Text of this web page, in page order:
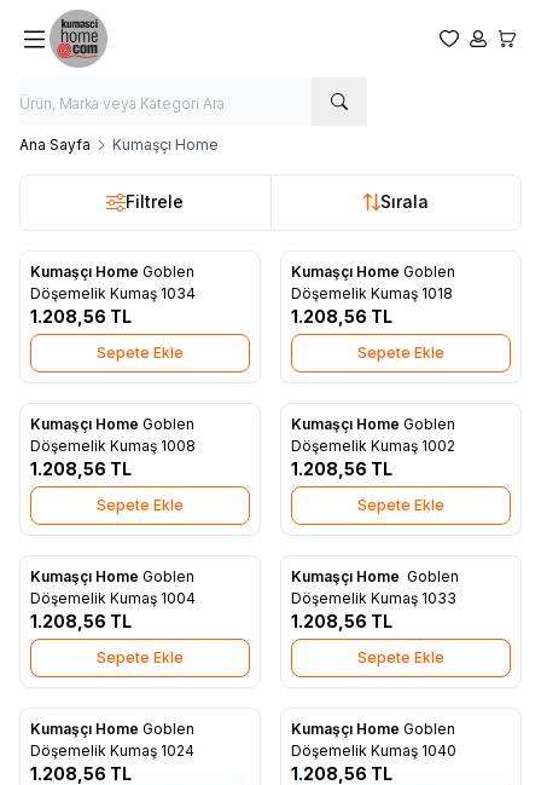
Favorilerim
Hesabım
Ana Sayfa Kumaşçı Home
Filtrele Sırala
Yeni
Favorilere Ekle
Kumaşçı Home Goblen
Döşemelik Kumaş 1034
1.208,56 TL
Sepete Ekle
Yeni
Favorilere Ekle
Kumaşçı Home Goblen
Döşemelik Kumaş 1018
1.208,56 TL
Sepete Ekle
Yeni
Favorilere Ekle
Kumaşçı Home Goblen
Döşemelik Kumaş 1008
1.208,56 TL
Sepete Ekle
Yeni
Favorilere Ekle
Kumaşçı Home Goblen
Döşemelik Kumaş 1002
1.208,56 TL
Sepete Ekle
Yeni
Favorilere Ekle
Kumaşçı Home Goblen
Döşemelik Kumaş 1004
1.208,56 TL
Sepete Ekle
Yeni
Favorilere Ekle
Kumaşçı Home Goblen
Döşemelik Kumaş 1033
1.208,56 TL
Sepete Ekle
Yeni
Favorilere Ekle
Kumaşçı Home Goblen
Döşemelik Kumaş 1024
1.208,56 TL
Yeni
Favorilere Ekle
Kumaşçı Home Goblen
Döşemelik Kumaş 1040
1.208,56 TL